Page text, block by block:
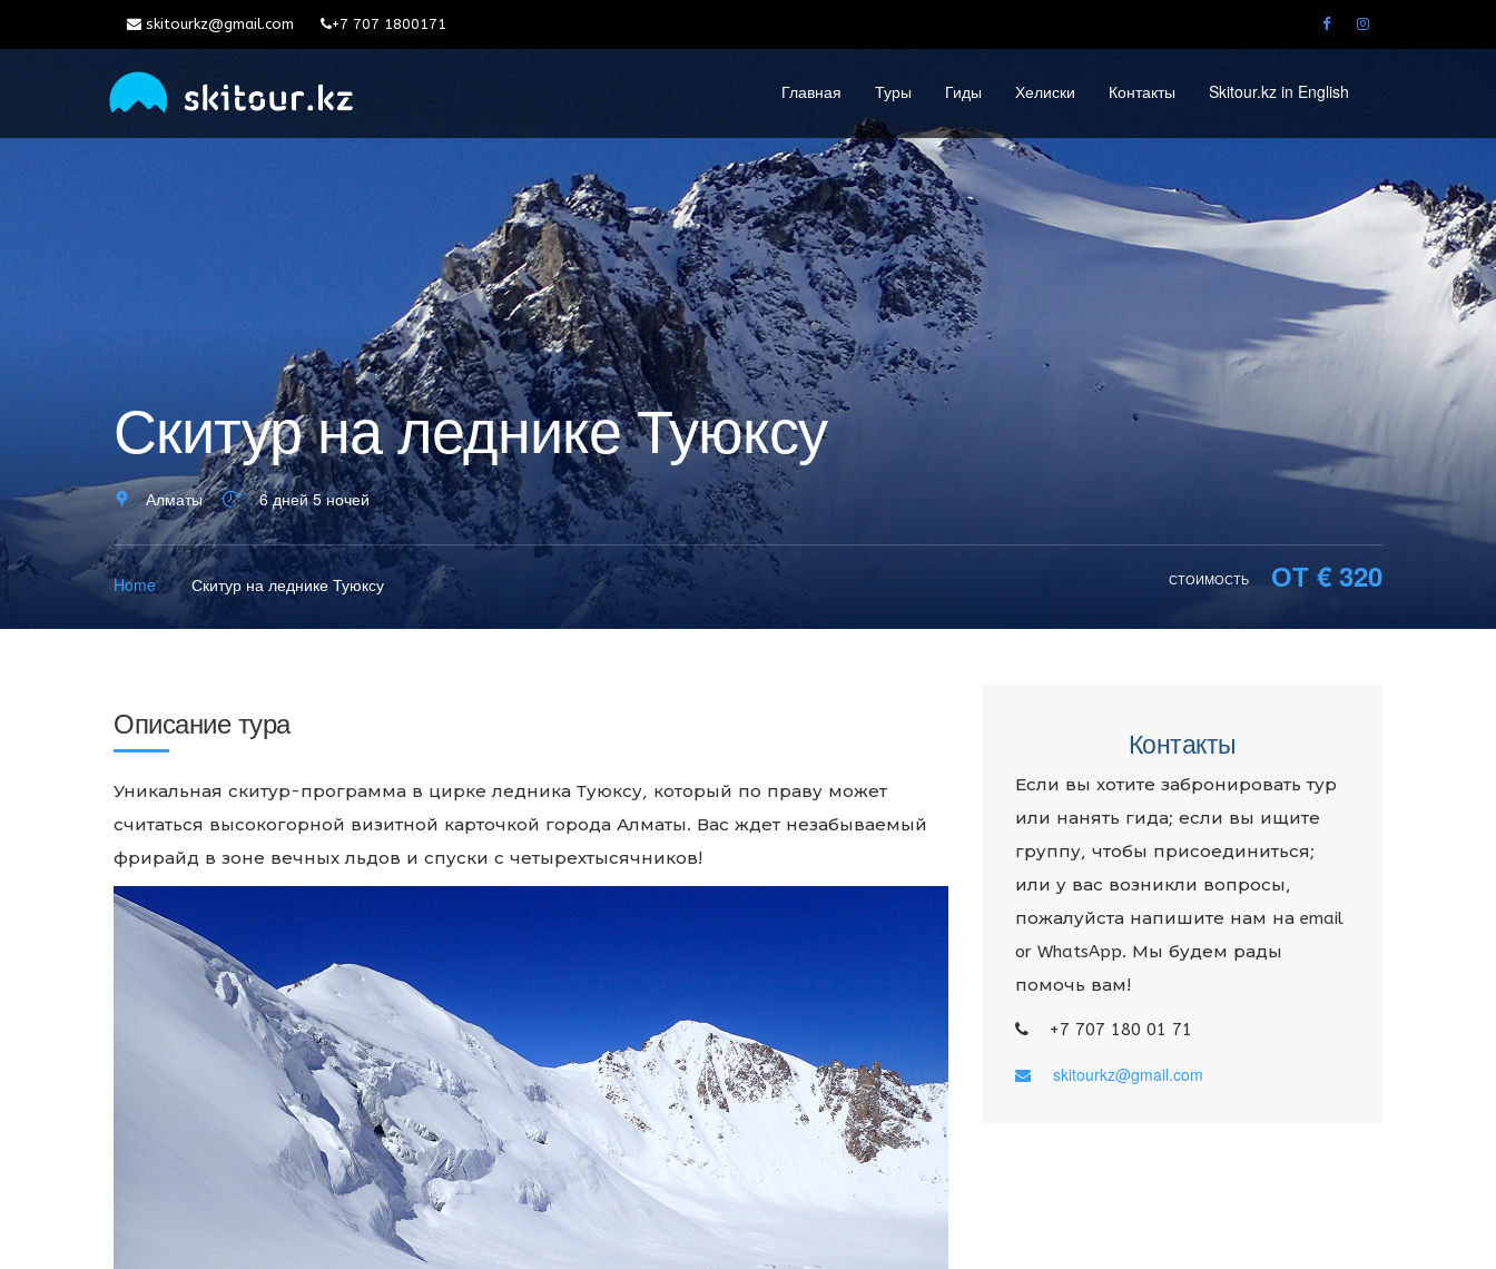
skitourkz@gmail.com +7 707 1800171
Главная Туры Гиды Хелиски Контакты Skitour.kz in English
Скитур на леднике Туюксу
Алматы 6 дней 5 ночей
Home Скитур на леднике Туюксу СТОИМОСТЬ ОТ € 320
Описание тура
Уникальная скитур-программа в цирке ледника Туюксу, который по праву может
считаться высокогорной визитной карточкой города Алматы. Вас ждет незабываемый
фрирайд в зоне вечных льдов и спуски с четырехтысячников!
Контакты
Если вы хотите забронировать тур
или нанять гида; если вы ищите
группу, чтобы присоединиться;
или у вас возникли вопросы,
пожалуйста напишите нам на email
or WhatsApp. Мы будем рады
помочь вам!
+7 707 180 01 71
skitourkz@gmail.com